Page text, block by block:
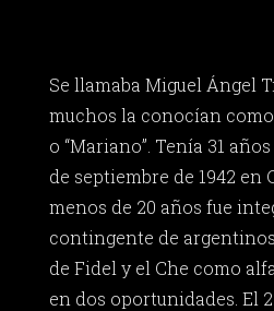
Se llamaba Miguel Ángel
muchos la conocían como
o “Mariano”. Tenía 31
de septiembre de 1942 en
menos de 20 años fue
contingente de argentinos
de Fidel y el Che como
en dos oportunidades. El